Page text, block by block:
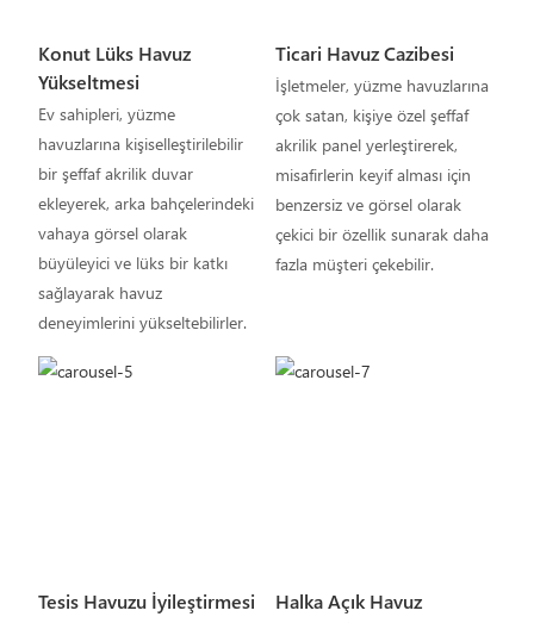
Konut Lüks Havuz
Yükseltmesi
Ev sahipleri, yüzme
havuzlarına kişiselleştirilebilir
bir şeffaf akrilik duvar
ekleyerek, arka bahçelerindeki
vahaya görsel olarak
büyüleyici ve lüks bir katkı
sağlayarak havuz
deneyimlerini yükseltebilirler.
Ticari Havuz Cazibesi
İşletmeler, yüzme havuzlarına
çok satan, kişiye özel şeffaf
akrilik panel yerleştirerek,
misafirlerin keyif alması için
benzersiz ve görsel olarak
çekici bir özellik sunarak daha
fazla müşteri çekebilir.
Tesis Havuzu İyileştirmesi
Halka Açık Havuz